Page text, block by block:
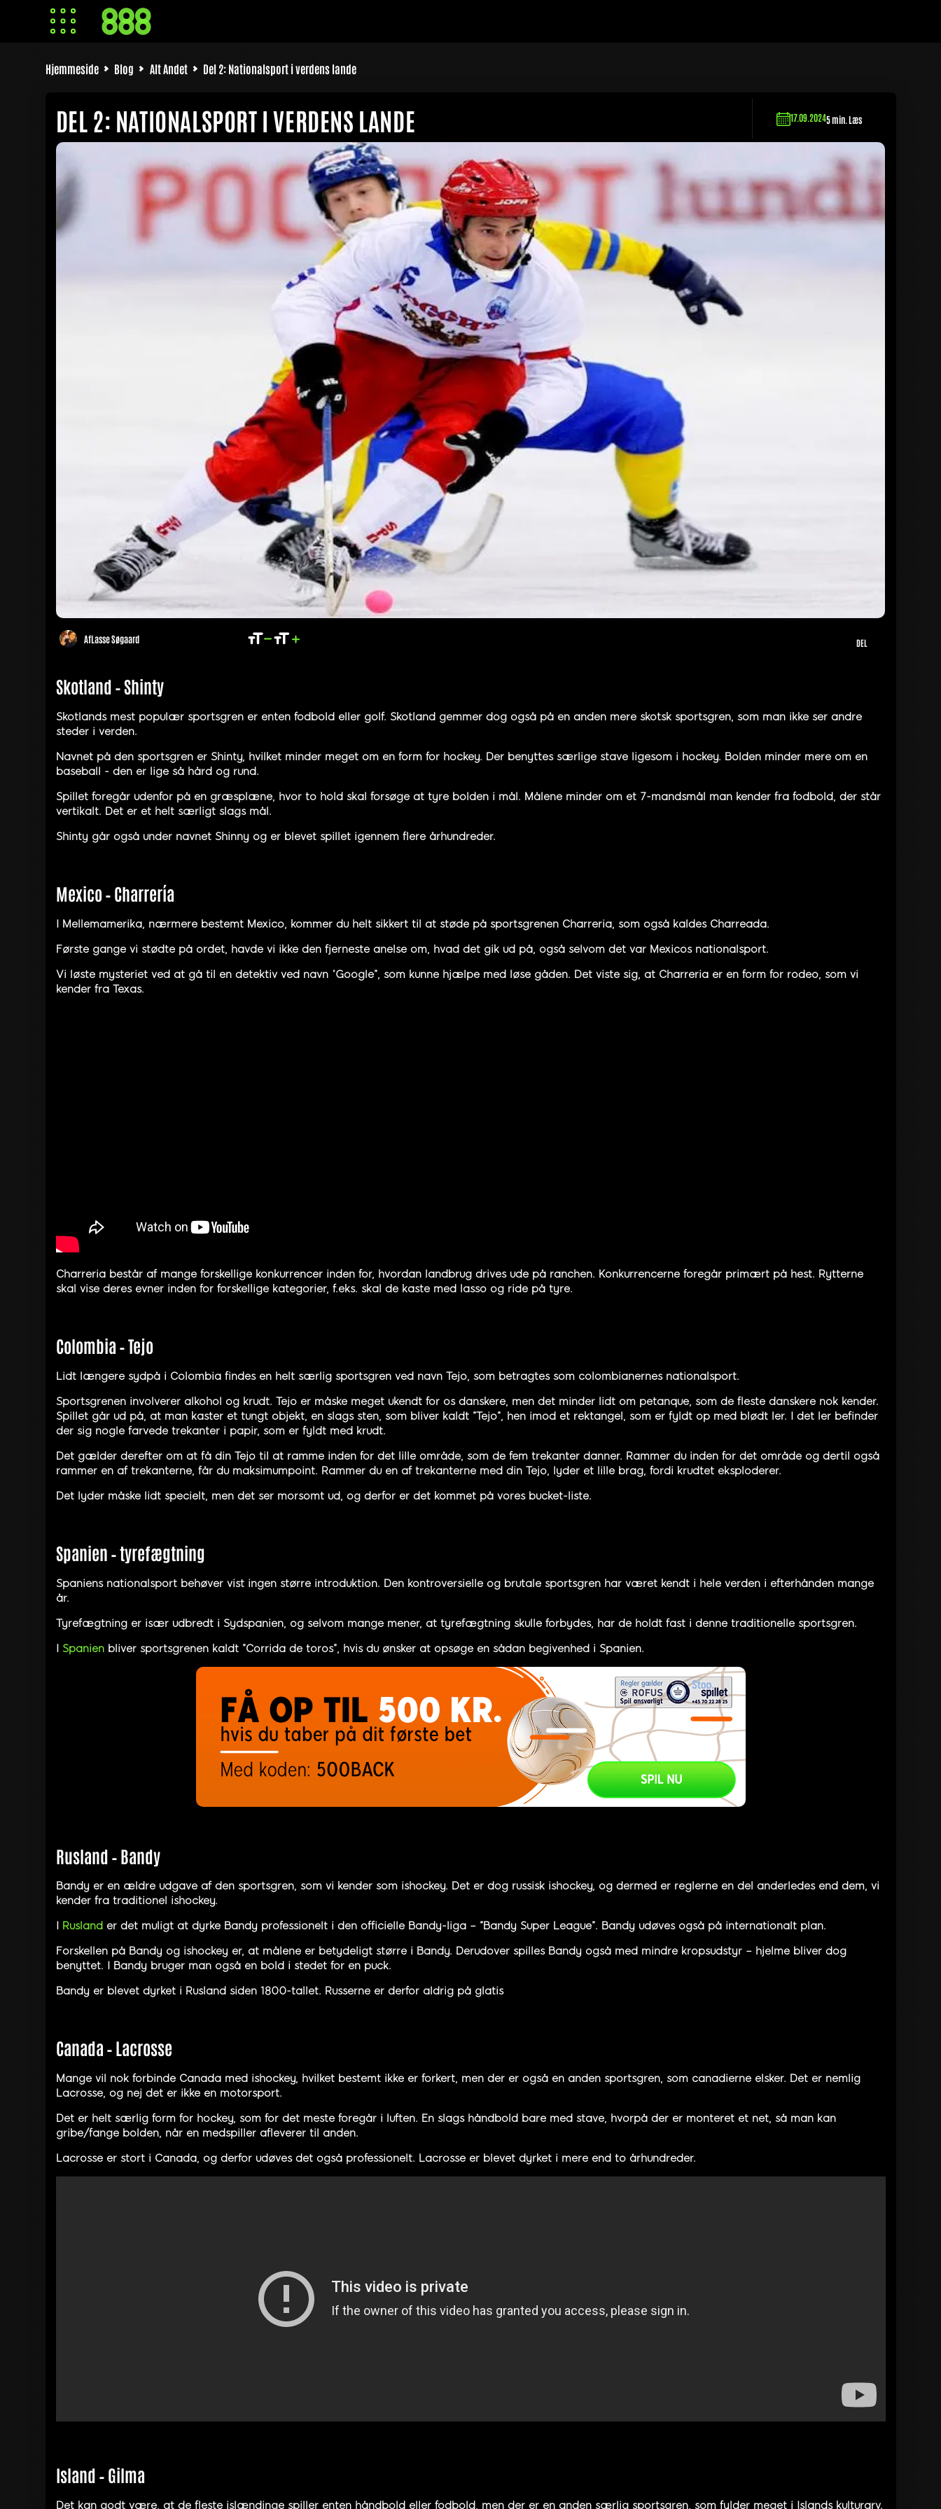
Hjemmeside Blog Alt Andet Del 2: Nationalsport i verdens lande
DEL 2: NATIONALSPORT I VERDENS LANDE 17.09.20245 min. Læs
AfLasse Søgaard DEL
Skotland – Shinty
Skotlands mest populær sportsgren er enten fodbold eller golf. Skotland gemmer dog også på en anden mere skotsk sportsgren, som man ikke ser andre
steder i verden.
Navnet på den sportsgren er Shinty, hvilket minder meget om en form for hockey. Der benyttes særlige stave ligesom i hockey. Bolden minder mere om en
baseball - den er lige så hård og rund.
Spillet foregår udenfor på en græsplæne, hvor to hold skal forsøge at tyre bolden i mål. Målene minder om et 7-mandsmål man kender fra fodbold, der står
vertikalt. Det er et helt særligt slags mål.
Shinty går også under navnet Shinny og er blevet spillet igennem flere århundreder.
Mexico – Charrería
I Mellemamerika, nærmere bestemt Mexico, kommer du helt sikkert til at støde på sportsgrenen Charreria, som også kaldes Charreada.
Første gange vi stødte på ordet, havde vi ikke den fjerneste anelse om, hvad det gik ud på, også selvom det var Mexicos nationalsport.
Vi løste mysteriet ved at gå til en detektiv ved navn “Google”, som kunne hjælpe med løse gåden. Det viste sig, at Charreria er en form for rodeo, som vi
kender fra Texas.
Charreria består af mange forskellige konkurrencer inden for, hvordan landbrug drives ude på ranchen. Konkurrencerne foregår primært på hest. Rytterne
skal vise deres evner inden for forskellige kategorier, f.eks. skal de kaste med lasso og ride på tyre.
Colombia – Tejo
Lidt længere sydpå i Colombia findes en helt særlig sportsgren ved navn Tejo, som betragtes som colombianernes nationalsport.
Sportsgrenen involverer alkohol og krudt. Tejo er måske meget ukendt for os danskere, men det minder lidt om petanque, som de fleste danskere nok kender.
Spillet går ud på, at man kaster et tungt objekt, en slags sten, som bliver kaldt ”Tejo”, hen imod et rektangel, som er fyldt op med blødt ler. I det ler befinder
der sig nogle farvede trekanter i papir, som er fyldt med krudt.
Det gælder derefter om at få din Tejo til at ramme inden for det lille område, som de fem trekanter danner. Rammer du inden for det område og dertil også
rammer en af trekanterne, får du maksimumpoint. Rammer du en af trekanterne med din Tejo, lyder et lille brag, fordi krudtet eksploderer.
Det lyder måske lidt specielt, men det ser morsomt ud, og derfor er det kommet på vores bucket-liste.
Spanien – tyrefægtning
Spaniens nationalsport behøver vist ingen større introduktion. Den kontroversielle og brutale sportsgren har været kendt i hele verden i efterhånden mange
år.
Tyrefægtning er især udbredt i Sydspanien, og selvom mange mener, at tyrefægtning skulle forbydes, har de holdt fast i denne traditionelle sportsgren.
I Spanienbliver sportsgrenen kaldt ”Corrida de toros”, hvis du ønsker at opsøge en sådan begivenhed i Spanien.
Rusland – Bandy
Bandy er en ældre udgave af den sportsgren, som vi kender som ishockey. Det er dog russisk ishockey, og dermed er reglerne en del anderledes end dem, vi
kender fra traditionel ishockey.
Rusland er det muligt at dyrke Bandy professionelt i den officielle Bandy-liga – ”Bandy Super League”. Bandy udøves også på internationalt plan.
Forskellen på Bandy og ishockey er, at målene er betydeligt større i Bandy. Derudover spilles Bandy også med mindre kropsudstyr – hjelme bliver dog
benyttet. I Bandy bruger man også en bold i stedet for en puck.
Bandy er blevet dyrket i Rusland siden 1800-tallet. Russerne er derfor aldrig på glatis
Canada – Lacrosse
Mange vil nok forbinde Canada med ishockey, hvilket bestemt ikke er forkert, men der er også en anden sportsgren, som canadierne elsker. Det er nemlig
Lacrosse, og nej det er ikke en motorsport.
Det er helt særlig form for hockey, som for det meste foregår i luften. En slags håndbold bare med stave, hvorpå der er monteret et net, så man kan
gribe/fange bolden, når en medspiller afleverer til anden.
Lacrosse er stort i Canada, og derfor udøves det også professionelt. Lacrosse er blevet dyrket i mere end to århundreder.
Island – Gilma
Det kan godt være, at de fleste islændinge spiller enten håndbold eller fodbold, men der er en anden særlig sportsgren, som fylder meget i Islands kulturarv.